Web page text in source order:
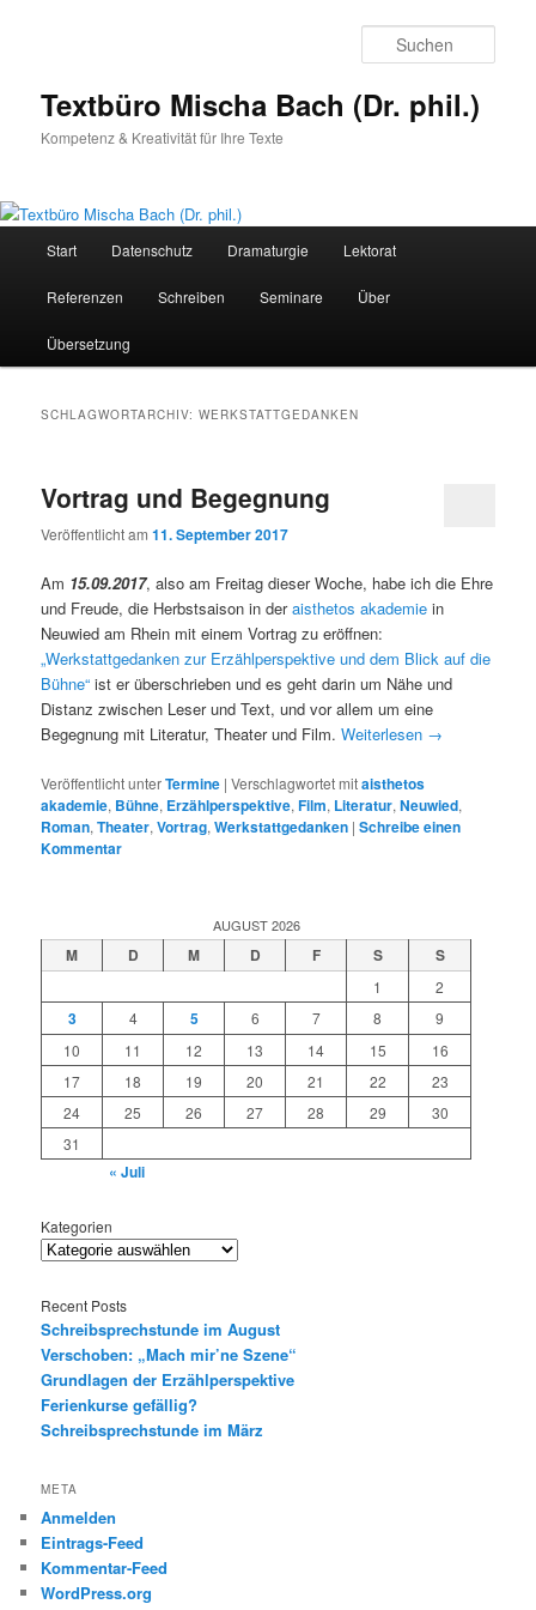
Textbüro Mischa Bach (Dr. phil.)
Kompetenz & Kreativität für Ihre Texte
Start Datenschutz Dramaturgie Lektorat
Referenzen Schreiben Seminare Über
Übersetzung
SCHLAGWORTARCHIV:WERKSTATTGEDANKEN
Vortrag und Begegnung
Veröffentlicht am11. September 2017
Am 15.09.2017, also am Freitag dieser Woche, habe ich die Ehre
und Freude, die Herbstsaison in deraisthetos akademie in
Neuwied am Rhein mit einem Vortrag zu eröffnen:
„Werkstattgedanken zur Erzählperspektive und dem Blick auf die
Bühne“ ist er überschrieben und es geht darin um Nähe und
Distanz zwischen Leser und Text, und vor allem um eine
Begegnung mit Literatur, Theater und Film.Weiterlesen →
Veröffentlicht unterTermine |Verschlagwortet mitaisthetos
akademie, Bühne, Erzählperspektive,Film, Literatur,Neuwied,
Roman,Theater,Vortrag,Werkstattgedanken |Schreibe einen
Kommentar
AUGUST 2026
M D M D F S S
1 2
3 4 5 6 7 8
9
10
11 12 13 14 15
16
17
18 19 20 21 22
23
24
25 26 27 28 29
30
31
« Juli
Kategorien
Recent Posts
Schreibsprechstunde im August
Verschoben: „Mach mir’ne Szene“
Grundlagen der Erzählperspektive
Ferienkurse gefällig?
Schreibsprechstunde im März
META
Anmelden
Eintrags-Feed
Kommentar-Feed
WordPress.org